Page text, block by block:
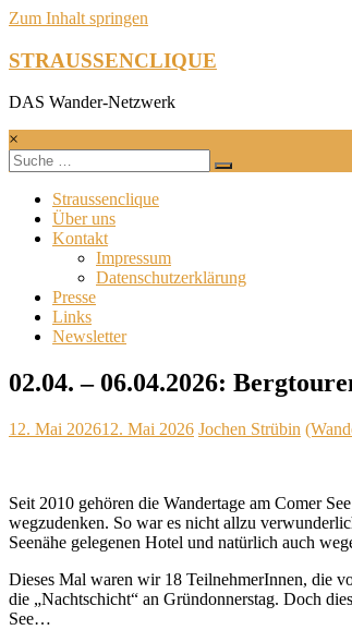
Zum Inhalt springen
STRAUSSENCLIQUE
DAS Wander-Netzwerk
×
Straussenclique
Über uns
Kontakt
Impressum
Datenschutzerklärung
Presse
Links
Newsletter
02.04. – 06.04.2026:
12. Mai 202612. Mai 2026 Jochen Strübin
Seit 2010 gehören die Wandertage am Comer
wegzudenken. So war es nicht allzu
Seenähe gelegenen Hotel und natürlich auch
Dieses Mal waren wir 18 TeilnehmerInnen, die
die „Nachtschicht“ an Gründonnerstag. Doch
See…